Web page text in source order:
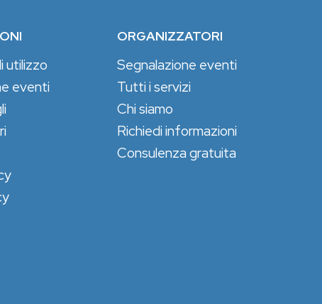
utilizzo
eventi
ORGANIZZATORI
Segnalazione eventi
Tutti i servizi
Chi siamo
Richiedi informazioni
Consulenza gratuita